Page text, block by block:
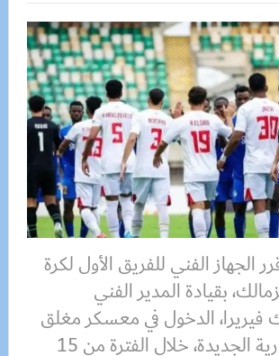
الجهاز الفني للفريق الأول لكرة
بقيادة المدير الفني
فيريرا، الدخول في معسكر مغلق
بالعاصمة الإدارية الجديدة، خلال الفترة من 15